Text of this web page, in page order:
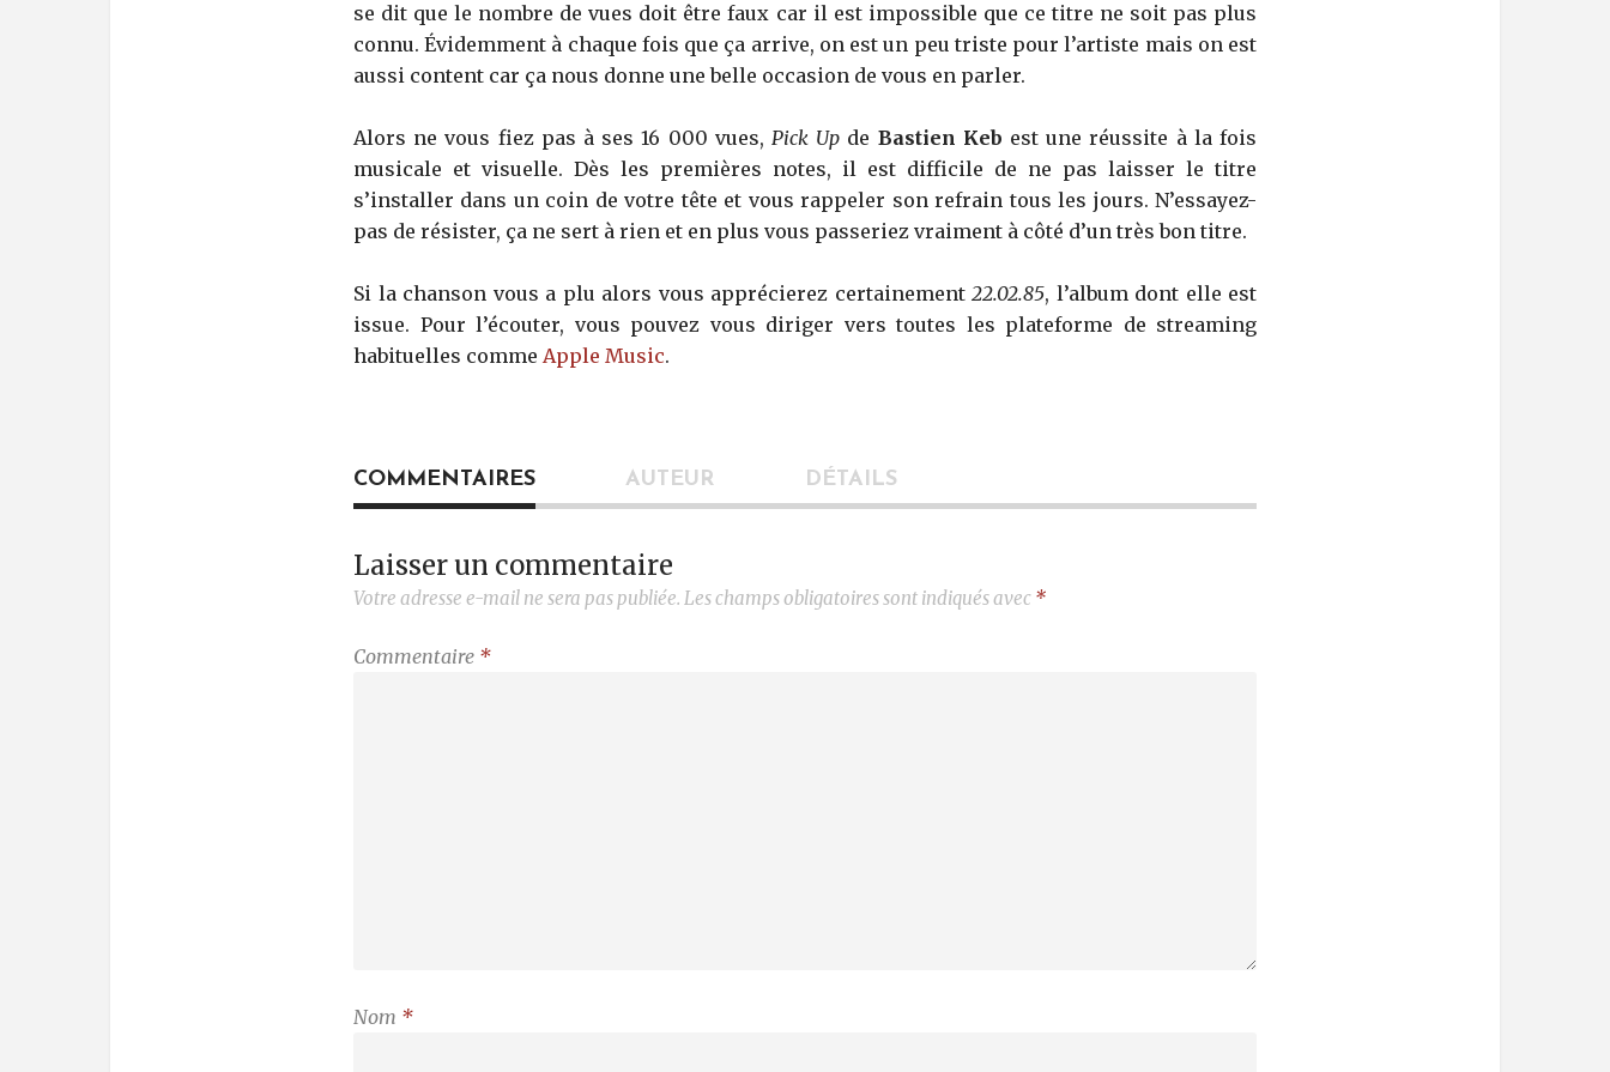
se dit que le nombre de vues doit être faux car il est impossible que ce titre ne soit pas plus
connu. Évidemment à chaque fois que ça arrive, on est un peu triste pour l’artiste mais on est
aussi content car ça nous donne une belle occasion de vous en parler.
Alors ne vous fiez pas à ses 16 000 vues, Pick Up de Bastien Keb est une réussite à la fois
musicale et visuelle. Dès les premières notes, il est difficile de ne pas laisser le titre
s’installer dans un coin de votre tête et vous rappeler son refrain tous les jours. N’essayez-
pas de résister, ça ne sert à rien et en plus vous passeriez vraiment à côté d’un très bon titre.
Si la chanson vous a plu alors vous apprécierez certainement 22.02.85, l’album dont elle est
issue. Pour l’écouter, vous pouvez vous diriger vers toutes les plateforme de streaming
habituelles comme Apple Music.
COMMENTAIRES AUTEUR DÉTAILS
Laisser un commentaire
Votre adresse e-mail ne sera pas publiée. Les champs obligatoires sont indiqués avec *
Commentaire *
Nom *